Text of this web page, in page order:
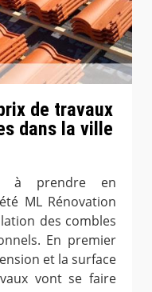
de travaux
dans la ville
à prendre en
ML Rénovation
des combles
En premier
et la surface
vont se faire